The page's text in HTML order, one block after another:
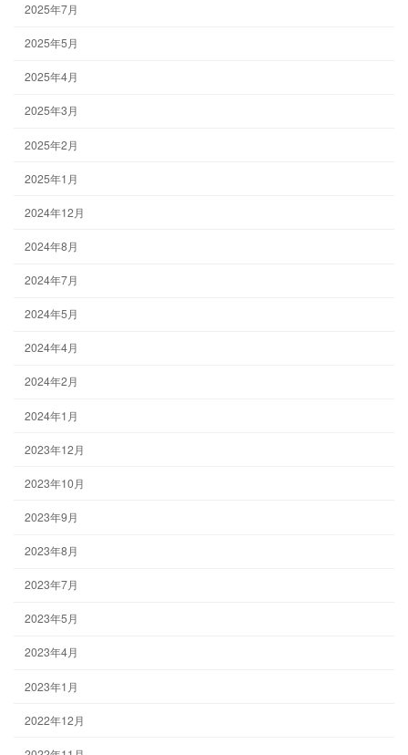
2025年7月
2025年5月
2025年4月
2025年3月
2025年2月
2025年1月
2024年12月
2024年8月
2024年7月
2024年5月
2024年4月
2024年2月
2024年1月
2023年12月
2023年10月
2023年9月
2023年8月
2023年7月
2023年5月
2023年4月
2023年1月
2022年12月